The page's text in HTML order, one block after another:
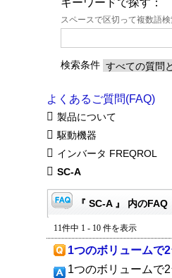
キーワードで探す：
スペースで区切って複数語
検索条件
よくあるご質問(FAQ)
製品について
駆動機器
インバータ FREQROL
SC-A
『 SC-A 』 内のFAQ
11件中 1 - 10 件を表示
1つのボリュームで
1つのボリュームで